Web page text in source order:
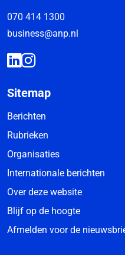
070 414 1300
business@anp.nl
Sitemap
Berichten
Rubrieken
Organisaties
Internationale berichten
Over deze website
Blijf op de hoogte
Afmelden voor de